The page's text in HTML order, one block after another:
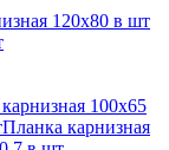
120х80 в шт
100х65
Планка карнизная